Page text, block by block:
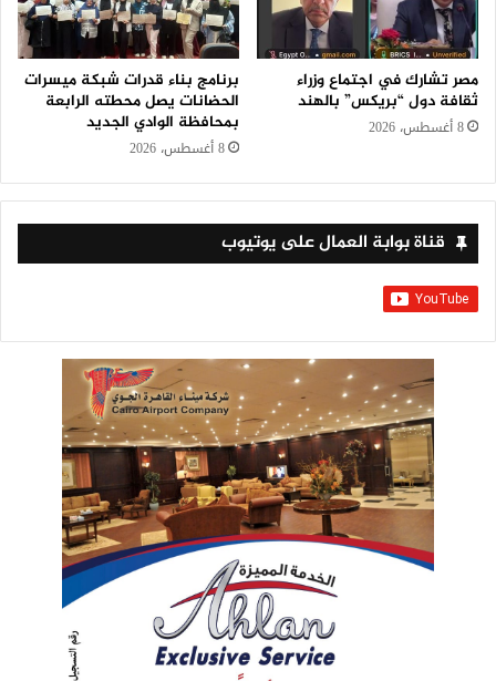
مصر تشارك في اجتماع وزراء
ثقافة دول “بريكس” بالهند
8 أغسطس، 2026
برنامج بناء قدرات شبكة ميسرات
الحضانات يصل محطته الرابعة
بمحافظة الوادي الجديد
8 أغسطس، 2026
قناة بوابة العمال على يوتيوب